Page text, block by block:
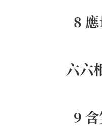
8
六六
9